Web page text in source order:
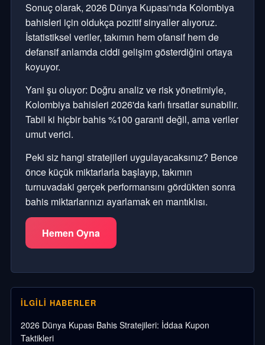
Sonuç olarak, 2026 Dünya Kupası'nda Kolombiya
bahisleri için oldukça pozitif sinyaller alıyoruz.
İstatistiksel veriler, takımın hem ofansif hem de
defansif anlamda ciddi gelişim gösterdiğini ortaya
koyuyor.
Yani şu oluyor: Doğru analiz ve risk yönetimiyle,
Kolombiya bahisleri 2026'da karlı fırsatlar sunabilir.
Tabii ki hiçbir bahis %100 garanti değil, ama veriler
umut verici.
Peki siz hangi stratejileri uygulayacaksınız? Bence
önce küçük miktarlarla başlayıp, takımın
turnuvadaki gerçek performansını gördükten sonra
bahis miktarlarınızı ayarlamak en mantıklısı.
Hemen Oyna
İLGILI HABERLER
2026 Dünya Kupası Bahis Stratejileri: İddaa Kupon
Taktikleri